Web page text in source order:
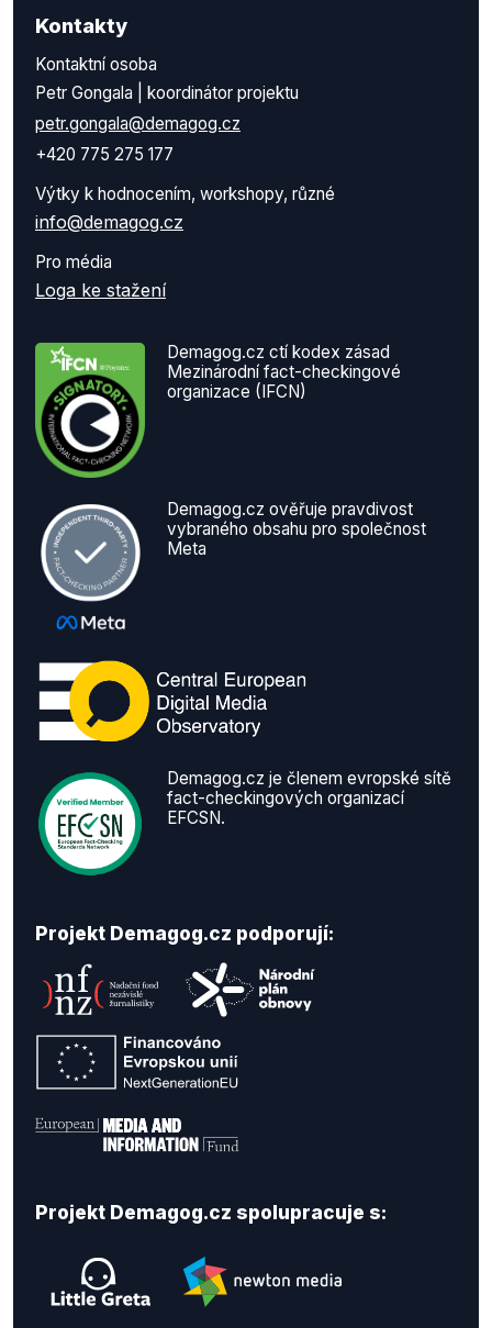
Kontakty
Kontaktní osoba
Petr Gongala | koordinátor projektu
petr.gongala@demagog.cz
+420 775 275 177
Výtky k hodnocením, workshopy, různé
info@demagog.cz
Pro média
Loga ke stažení
Demagog.cz ctí kodex zásad
Mezinárodní fact-checkingové
organizace (IFCN)
Demagog.cz ověřuje pravdivost
vybraného obsahu pro společnost
Meta
Demagog.cz je členem evropské sítě
fact-checkingových organizací
EFCSN.
Projekt Demagog.cz podporují:
Projekt Demagog.cz spolupracuje s: